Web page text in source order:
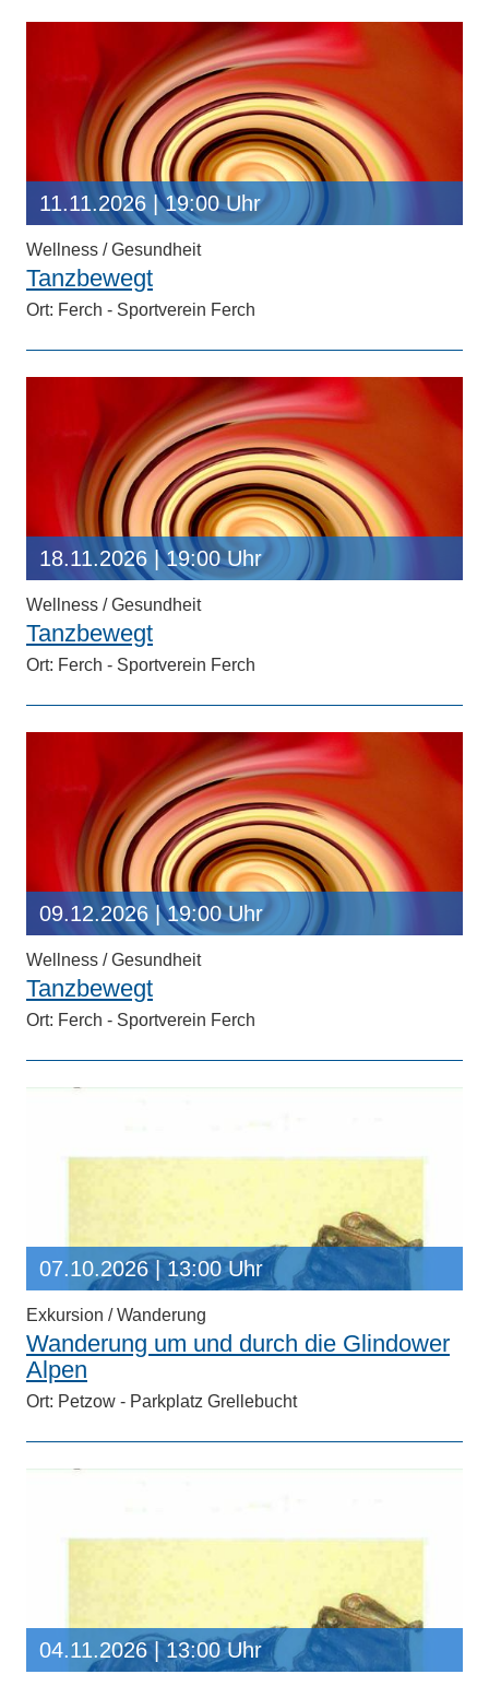
11.11.2026 | 19:00 Uhr
Wellness / Gesundheit
Tanzbewegt
Ort: Ferch - Sportverein Ferch
18.11.2026 | 19:00 Uhr
Wellness / Gesundheit
Tanzbewegt
Ort: Ferch - Sportverein Ferch
09.12.2026 | 19:00 Uhr
Wellness / Gesundheit
Tanzbewegt
Ort: Ferch - Sportverein Ferch
07.10.2026| 13:00 Uhr
Exkursion / Wanderung
Wanderung um und durch die Glindower
Alpen
Ort: Petzow - Parkplatz Grellebucht
04.11.2026| 13:00 Uhr